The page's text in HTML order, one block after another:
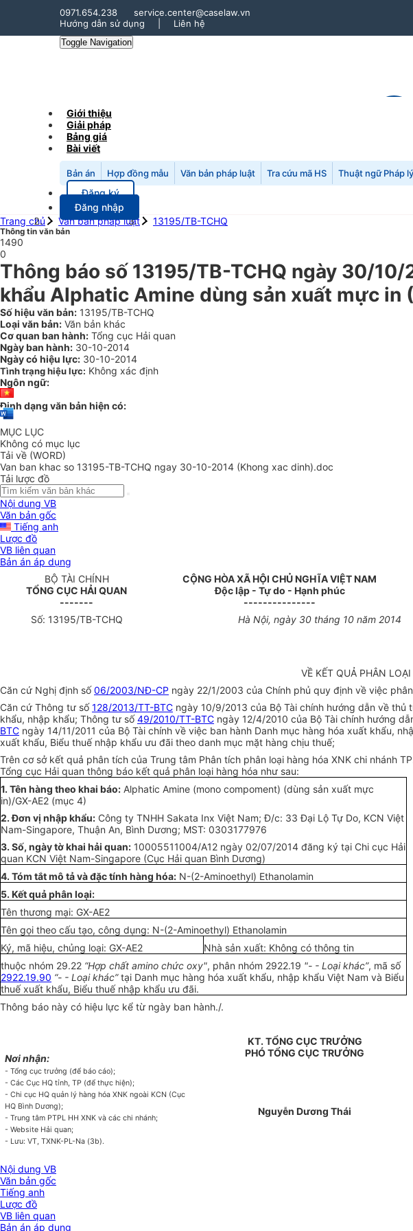
0971.654.238
service.center@caselaw.vn
Hướng dẫn sử dụng
Liên hệ
Toggle Navigation
Giới thiệu
Giải pháp
Bảng giá
Bài viết
Bản án Hợp đồng mẫu Văn bản pháp luật Tra cứu mã HS Thuật ngữ Pháp lý
Đăng ký
Đăng nhập
Trang chủ
Văn bản pháp luật 13195/TB-TCHQ
Thông tin văn bản
1490
0
Thông báo số 13195/TB-TCHQ ngày 30/
khẩu Alphatic Amine dùng sản xuất mực
Số hiệu văn bản: 13195/TB-TCHQ
Loại văn bản: Văn bản khác
Cơ quan ban hành: Tổng cục Hải quan
Ngày ban hành: 30-10-2014
Ngày có hiệu lực: 30-10-2014
Tình trạng hiệu lực: Không xác định
Ngôn ngữ:
Định dạng văn bản hiện có:
MỤC LỤC
Không có mục lục
Tải về (WORD)
Van ban khac so 13195-TB-TCHQ ngay 30-10-2014 (Khong xac dinh).doc
Tải lược đồ
Nội dung VB
Văn bản gốc
Tiếng anh
Lược đồ
VB liên quan
Bản án áp dụng
BỘ TÀI CHÍNH
TỔNG CỤC HẢI QUAN
-------
CỘNG HÒA XÃ HỘI CHỦ NGHĨA VIỆT NAM
Độc lập - Tự do - Hạnh phúc
---------------
Số: 13195/TB-TCHQ
Hà Nội, ngày 30 tháng 10 năm 2014
VỀ KẾT QUẢ PHÂN
Căn cứ Nghị định số06/2003/NĐ-CP ngày 22/1/2003 của Chính phủ quy định về việc
Căn cứ Thông tư số128/2013/TT-BTC ngày 10/9/2013 của Bộ Tài chính hướng dẫn về
khẩu, nhập khẩu; Thông tư số49/2010/TT-BTC ngày 12/4/2010 của Bộ Tài chính hướng
BTC ngày 14/11/2011 của Bộ Tài chính về việc ban hành Danh mục hàng hóa xuất khẩu,
xuất khẩu, Biểu thuế nhập khẩu ưu đãi theo danh mục mặt hàng chịu thuế;
Trên cơ sở kết quả phân tích của Trung tâm Phân tích phân loại hàng hóa XNK chi nhánh
Tổng cục Hải quan thông báo kết quả phân loại hàng hóa như sau:
1. Tên hàng theo khai báo: Alphatic Amine (mono compoment) (dùng sản xuất mực
in)/GX-AE2 (mục 4)
2. Đơn vị nhập khẩu: Công ty TNHH Sakata Inx Việt Nam; Đ/c: 33 Đại Lộ Tự Do, KCN Việt
Nam-Singapore, Thuận An, Bình Dương; MST: 0303177976
3. Số, ngày tờ khai hải quan: 10005511004/A12 ngày 02/07/2014 đăng ký tại Chi cục Hải
quan KCN Việt Nam-Singapore (Cục Hải quan Bình Dương)
4. Tóm tắt mô tả và đặc tính hàng hóa: N-(2-Aminoethyl) Ethanolamin
5. Kết quả phân loại:
Tên thương mại: GX-AE2
Tên gọi theo cấu tạo, công dụng: N-(2-Aminoethyl) Ethanolamin
Ký, mã hiệu, chủng loại: GX-AE2
Nhà sản xuất: Không có thông tin
thuộc nhóm 29.22 “Hợp chất amino chức oxy", phân nhóm 2922.19 "- - Loại khác”, mã số
2922.19.90 “- - Loại khác”tại Danh mục hàng hóa xuất khẩu, nhập khẩu Việt Nam và Biểu
thuế xuất khẩu, Biểu thuế nhập khẩu ưu đãi.
Thông báo này có hiệu lực kể từ ngày ban hành./.
Nơi nhận:
- Tổng cục trưởng (để báo cáo);
- Các Cục HQ tỉnh, TP (để thực hiện);
- Chi cục HQ quản lý hàng hóa XNK ngoài KCN (Cục
HQ Bình Dương);
- Trung tâm PTPL HH XNK và các chi nhánh;
- Website Hải quan;
- Lưu: VT, TXNK-PL-Na (3b).
KT. TỔNG CỤC TRƯỞNG
PHÓ TỔNG CỤC TRƯỞNG
Nguyễn Dương Thái
Nội dung VB
Văn bản gốc
Tiếng anh
Lược đồ
VB liên quan
Bản án áp dụng